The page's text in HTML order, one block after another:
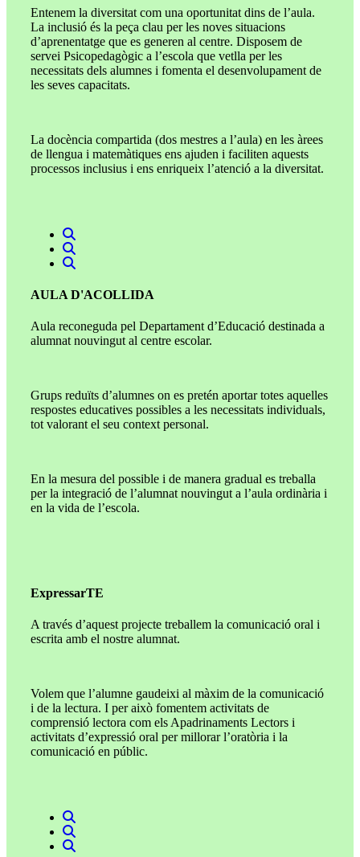
Entenem la diversitat com una oportunitat dins de l’aula.
La inclusió és la peça clau per les noves situacions
d’aprenentatge que es generen al centre. Disposem de
servei Psicopedagògic a l’escola que vetlla per les
necessitats dels alumnes i fomenta el desenvolupament de
les seves capacitats.
La docència compartida (dos mestres a l’aula) en les àrees
de llengua i matemàtiques ens ajuden i faciliten aquests
processos inclusius i ens enriqueix l’atenció a la diversitat.
AULA D'ACOLLIDA
Aula reconeguda pel Departament d’Educació destinada a
alumnat nouvingut al centre escolar.
Grups reduïts d’alumnes on es pretén aportar totes aquelles
respostes educatives possibles a les necessitats individuals,
tot valorant el seu context personal.
En la mesura del possible i de manera gradual es treballa
per la integració de l’alumnat nouvingut a l’aula ordinària i
en la vida de l’escola.
ExpressarTE
A través d’aquest projecte treballem la comunicació oral i
escrita amb el nostre alumnat.
Volem que l’alumne gaudeixi al màxim de la comunicació
i de la lectura. I per això fomentem activitats de
comprensió lectora com els Apadrinaments Lectors i
activitats d’expressió oral per millorar l’oratòria i la
comunicació en públic.